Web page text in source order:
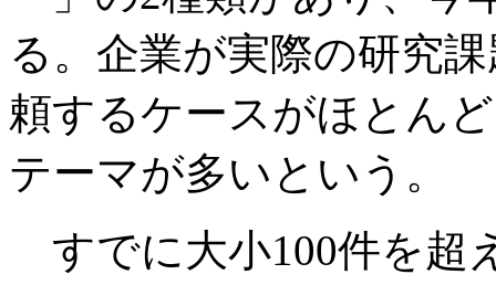
る。企業が実際の研究
頼するケースがほとん
テーマが多いという。
すでに大小100件を超